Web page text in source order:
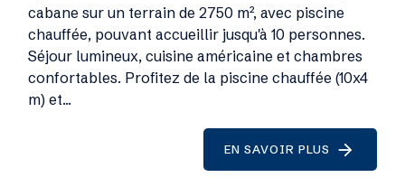
cabane sur un terrain de 2750 m², avec piscine
chauffée, pouvant accueillir jusqu'à 10 personnes.
Séjour lumineux, cuisine américaine et chambres
confortables. Profitez de la piscine chauffée (10x4
m) et...
EN SAVOIR PLUS